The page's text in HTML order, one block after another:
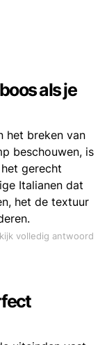
als je
het breken van
beschouwen, is
gerecht
Italianen dat
het de textuur
volledig antwoord